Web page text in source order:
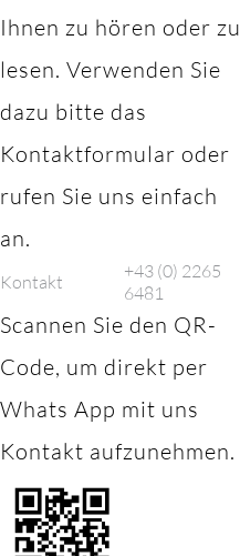
Ihnen zu hören oder zu
lesen. Verwenden Sie
dazu bitte das
Kontaktformular oder
rufen Sie uns einfach
an.
Kontakt
+43 (0) 2265
6481
Scannen Sie den QR-
Code, um direkt per
Whats App mit uns
Kontakt aufzunehmen.